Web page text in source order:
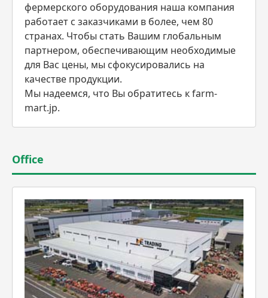
фермерского оборудования наша компания
работает с заказчиками в более, чем 80
странах. Чтобы стать Вашим глобальным
партнером, обеспечивающим необходимые
для Вас цены, мы сфокусировались на
качестве продукции.
Мы надеемся, что Вы обратитесь к farm-
mart.jp.
Office